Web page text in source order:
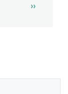
Next
››